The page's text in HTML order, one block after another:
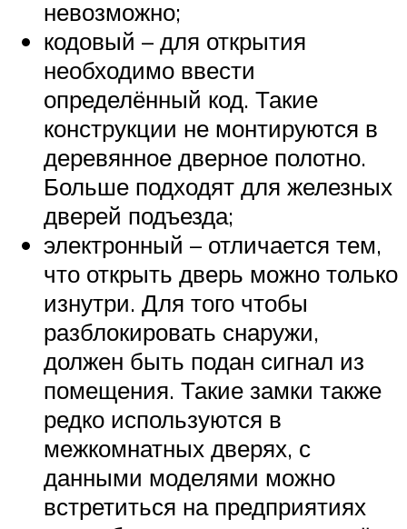
невозможно;
кодовый – для открытия
необходимо ввести
определённый код. Такие
конструкции не монтируются в
деревянное дверное полотно.
Больше подходят для железных
дверей подъезда;
электронный – отличается тем,
что открыть дверь можно только
изнутри. Для того чтобы
разблокировать снаружи,
должен быть подан сигнал из
помещения. Такие замки также
редко используются в
межкомнатных дверях, с
данными моделями можно
встретиться на предприятиях